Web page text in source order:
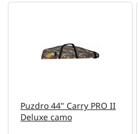
Puzdro 44" Carry PRO II
Deluxe camo